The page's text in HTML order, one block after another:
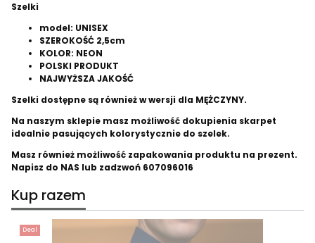
Szelki
model: UNISEX
SZEROKOŚĆ 2,5cm
KOLOR: NEON
POLSKI PRODUKT
NAJWYŻSZA JAKOŚĆ
Szelki dostępne są również w wersji dla MĘŻCZYNY.
Na naszym sklepie masz możliwość dokupienia skarpet
idealnie pasujących kolorystycznie do szelek.
Masz również możliwość zapakowania produktu na prezent.
Napisz do NAS lub zadzwoń 607096016
Kup razem
Deal